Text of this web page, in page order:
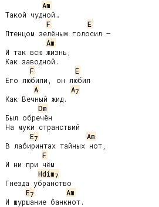
Am
Такой чудной…
F
E
Птенцом зелёным голосил –
Am
И так всю жизнь,
Как заводной.
F
E
Его любили, он любил
A
A7
Как Вечный жид.
Dm
Был обречён
На муки странствий
E7
Am
В лабиринтах тайных нот,
F
И ни при чём
Hdim7
Гнезда убранство
E7
Am
И шуршание банкнот.